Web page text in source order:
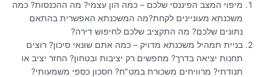
מיפוי המצב הפיננסי שלכם – כמה הון עצמי? מה ההכנסות? כמה
משכנתא מעוניינים לקחת?מה המשכנתא האפשרית בהתאם
נתונים שלכם? מה התקציב שלכם לחיפוש דירה?
בניית תמהיל משכנתא מדויק – כמה אתם שונאי סיכון? רוצים
תחנות יציאה בדרך? מחפשים רק יציבות ובטחון? החזר יציב או
תנודתי? מרוויחים משכורת במט"ח? חסכון כספי משמעותי?